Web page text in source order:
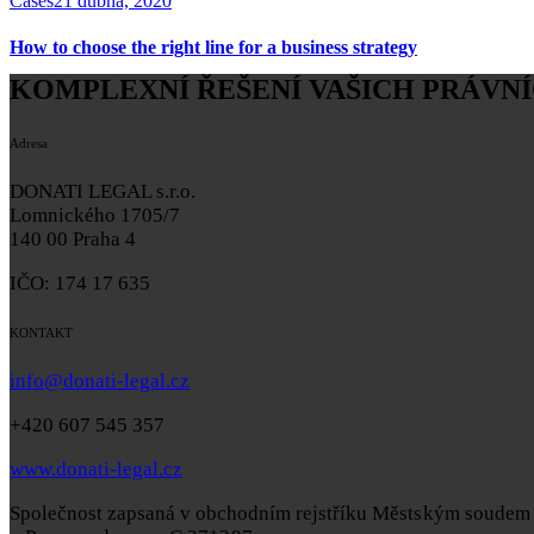
How to choose the right line for a business strategy
KOMPLEXNÍ ŘEŠENÍ VAŠICH
Adresa
DONATI LEGAL s.r.o.
Lomnického 1705/7
140 00 Praha 4
IČO: 174 17 635
KONTAKT
info@donati-legal.cz
+420 607 545 357
www.donati-legal.cz
Společnost zapsaná v obchodním rejstříku Městským soudem